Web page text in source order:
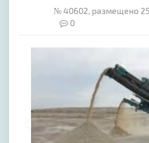
№ 40602, размещено
0